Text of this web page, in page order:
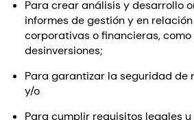
Para crear análisis y desarrollo
informes de gestión y en
corporativas o financieras,
desinversiones;
Para garantizar la seguridad de
y/o
Para cumplir requisitos legales